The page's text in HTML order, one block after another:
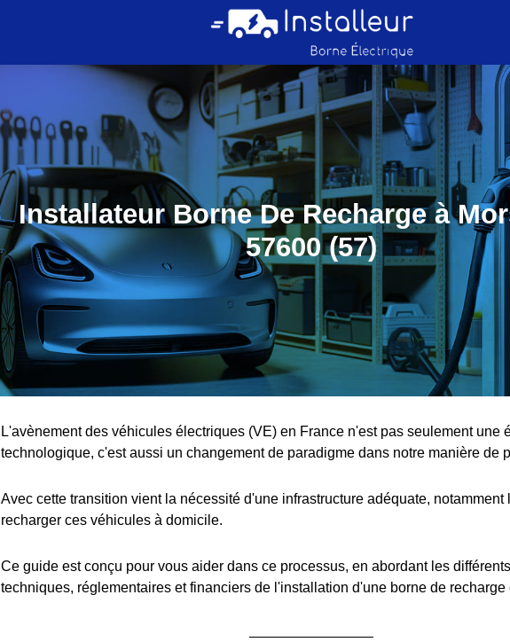
Installateur Borne De Recharge à
57600 (57)
L'avènement des véhicules électriques (VE) en France n'est pas seulement une
technologique, c'est aussi un changement de paradigme dans notre manière de
Avec cette transition vient la nécessité d'une infrastructure adéquate,
recharger ces véhicules à domicile.
Ce guide est conçu pour vous aider dans ce processus, en abordant les
techniques, réglementaires et financiers de l'installation d'une borne de recharge